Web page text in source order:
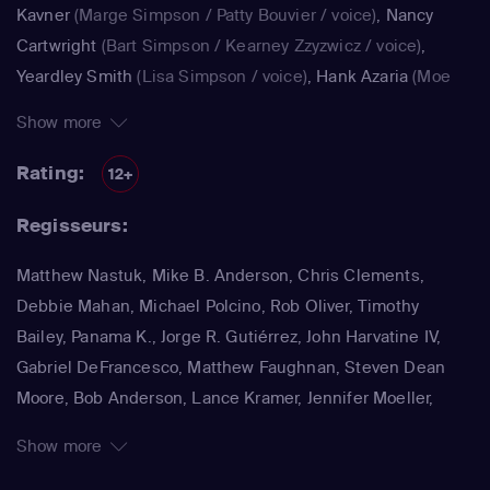
Kavner(Marge Simpson / Patty Bouvier / voice), Nancy
Cartwright (Bart Simpson / Kearney Zzyzwicz / voice),
Yeardley Smith (Lisa Simpson / voice), Hank Azaria (Moe
Castellaneta(Homer Simpson / Kodos)
(Bart Simpson)
Houten / Clancy Wiggum / Snake Jailbird / Maximilian von
(Marge Simpson / Patty Bouvier / Selma
Bouvier)
Nancy Cartwright
(Cletus Spuckler / Kirk Van
Comic Book Guy)
Show more
Rating: 12+
Regisseurs:
Matthew Nastuk, Mike B. Anderson, Chris Clements,
Debbie Mahan, Michael Polcino, Rob Oliver, Timothy
Bailey, Panama K., Jorge R. Gutiérrez, John Harvatine IV,
Gabriel DeFrancesco, Matthew Faughnan, Steven Dean
Moore, Bob Anderson, Lance Kramer, Jennifer Moeller,
Show more